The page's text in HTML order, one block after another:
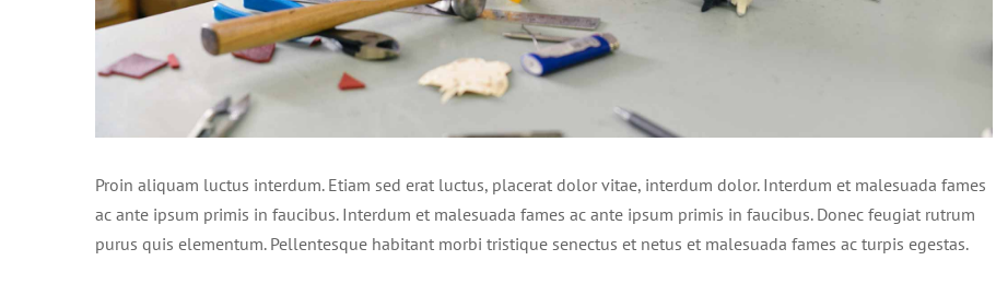
Proin aliquam luctus interdum. Etiam sed erat luctus, placerat dolor vitae, interdum dolor. Interdum et malesuada fames
ac ante ipsum primis in faucibus. Interdum et malesuada fames ac ante ipsum primis in faucibus. Donec feugiat rutrum
purus quis elementum. Pellentesque habitant morbi tristique senectus et netus et malesuada fames ac turpis egestas.